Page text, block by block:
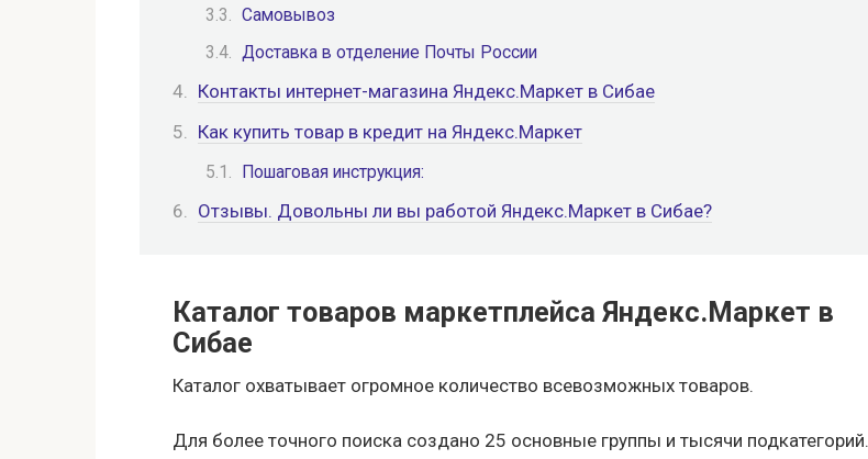
Самовывоз
Доставка в отделение Почты России
Контакты интернет-магазина Яндекс.Маркет в Сибае
Как купить товар в кредит на Яндекс.Маркет
Пошаговая инструкция:
Отзывы. Довольны ли вы работой Яндекс.Маркет в Сибае?
Каталог товаров маркетплейса Яндекс.Маркет в
Сибае
Каталог охватывает огромное количество всевозможных товаров.
Для более точного поиска создано 25 основные группы и тысячи подкатегорий.